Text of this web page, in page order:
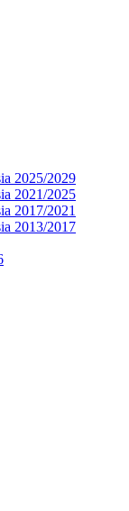
2025/2029
2021/2025
2017/2021
2013/2017